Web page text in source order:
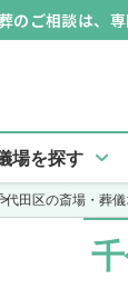
ご相談は、専
場を探す
代田区の斎場・葬
千代田万世